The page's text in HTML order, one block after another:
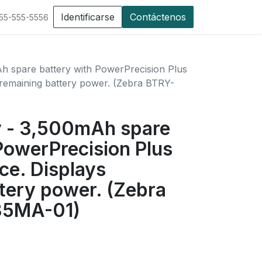
555-5556 Identificarse Contáctenos
spare battery with PowerPrecision Plus
battery power. (Zebra BTRY-
- 3,500mAh spare
Plus
Displays
power. (Zebra
01)